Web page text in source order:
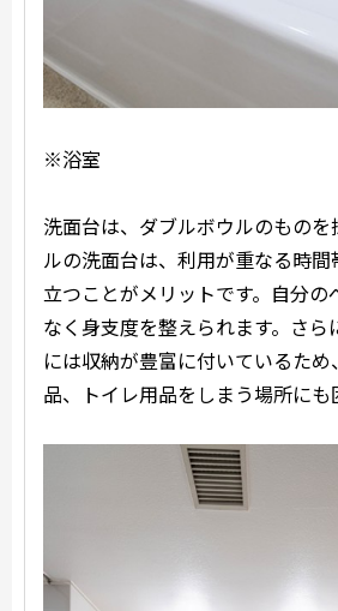
※浴室
洗面台は、ダブルボウルのもの
ルの洗面台は、利用が重なる時
立つことがメリットです。自分の
なく身支度を整えられます。さら
には収納が豊富に付いているた
品、トイレ用品をしまう場所にも